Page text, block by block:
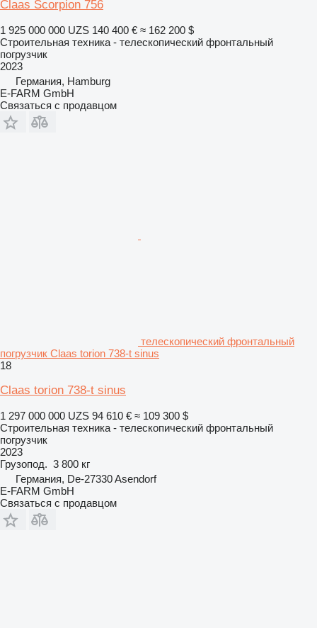
Claas Scorpion 756
1 925 000 000 UZS 140 400 € ≈ 162 200 $
Строительная техника - телескопический фронтальный
погрузчик
2023
Германия, Hamburg
E-FARM GmbH
Связаться с продавцом
телескопический фронтальный
погрузчик Claas torion 738-t sinus
18
Claas torion 738-t sinus
1 297 000 000 UZS 94 610 € ≈ 109 300 $
Строительная техника - телескопический фронтальный
погрузчик
2023
Грузопод. 3 800 кг
Германия, De-27330 Asendorf
E-FARM GmbH
Связаться с продавцом